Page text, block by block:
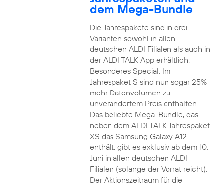
dem Mega-Bundle
Die Jahrespakete sind in drei
Varianten sowohl in allen
deutschen ALDI Filialen als auch in
der ALDI TALK App erhältlich.
Besonderes Special: Im
Jahrespaket S sind nun sogar 25%
mehr Datenvolumen zu
unverändertem Preis enthalten.
Das beliebte Mega-Bundle, das
neben dem ALDI TALK Jahrespaket
XS das Samsung Galaxy A12
enthält, gibt es exklusiv ab dem 10.
Juni in allen deutschen ALDI
Filialen (solange der Vorrat reicht).
Der Aktionszeitraum für die